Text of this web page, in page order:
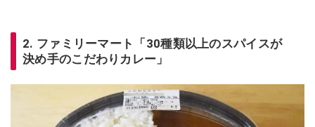
2. ファミリーマート「30種類以上のスパイスが
決め手のこだわりカレー」